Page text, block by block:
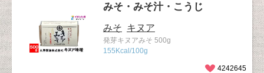
みそ・みそ汁・こうじ
みそ キヌア
発芽キヌアみそ 500g
155Kcal/100g
4242645